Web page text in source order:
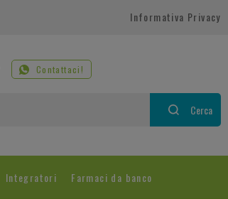
Informativa Privacy
Contattaci!
Cerca
Integratori Farmaci da banco